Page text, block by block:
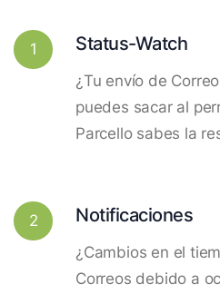
1 Status-Watch
¿Tu envío de
puedes sacar al
Parcello sabes la
2 Notificaciones
¿Cambios en el
Correos debido a